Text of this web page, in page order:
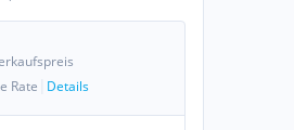
Rate Details